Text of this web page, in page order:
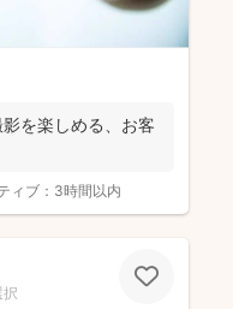
を楽しめる、お客
ィブ： 3時間以内
択